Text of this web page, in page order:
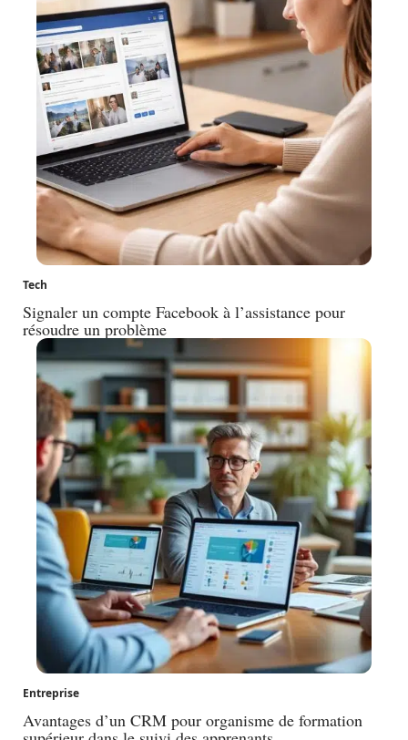
Tech
Signaler un compte Facebook à l’assistance pour
résoudre un problème
Entreprise
Avantages d’un CRM pour organisme de formation